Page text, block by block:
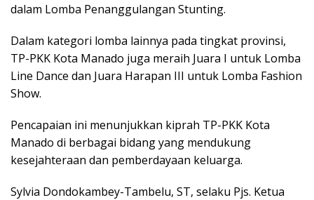
dalam Lomba Penanggulangan Stunting.
Dalam kategori lomba lainnya pada tingkat provinsi,
TP-PKK Kota Manado juga meraih Juara I untuk Lomba
Line Dance dan Juara Harapan III untuk Lomba Fashion
Show.
Pencapaian ini menunjukkan kiprah TP-PKK Kota
Manado di berbagai bidang yang mendukung
kesejahteraan dan pemberdayaan keluarga.
Sylvia Dondokambey-Tambelu, ST, selaku Pjs. Ketua